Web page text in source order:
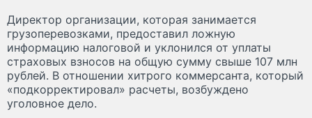
Директор организации, которая занимается
грузоперевозками, предоставил ложную
информацию налоговой и уклонился от уплаты
страховых взносов на общую сумму свыше 107 млн
рублей. В отношении хитрого коммерсанта, который
«подкорректировал» расчеты, возбуждено
уголовное дело.